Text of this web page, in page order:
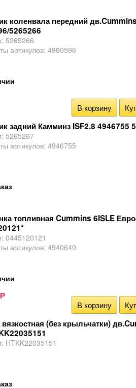
коленвала передний
5265266
5265266
артикулов: 4980596
В корзину
задний Камминз ISF2.8 4946755
5265267
артикулов: 4946755
топливная Cummins 6ISLE
0445120121
артикулов: 4940640
Р
В корзину
(без крыльчатки)
HTKK22035151